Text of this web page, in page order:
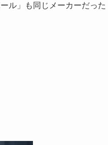
ル」も同じメーカーだった